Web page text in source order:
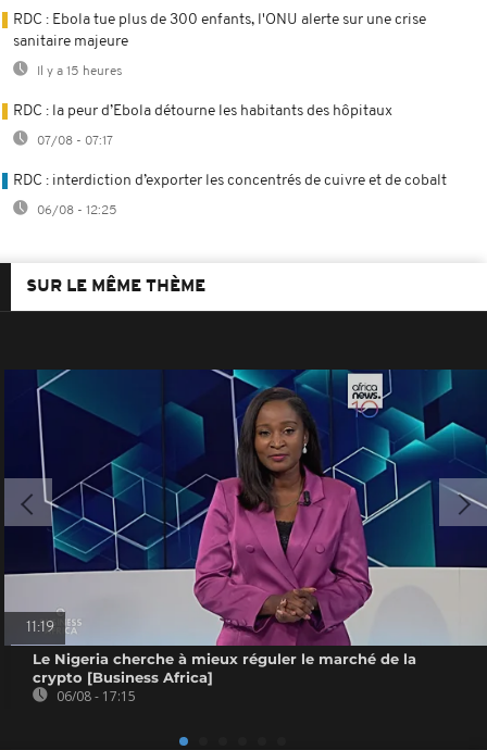
RDC : Ebola tue plus de 300 enfants, l'ONU alerte sur une crise
sanitaire majeure
Il y a 15 heures
RDC : la peur d’Ebola détourne les habitants des hôpitaux
07/08 - 07:17
RDC : interdiction d’exporter les concentrés de cuivre et de cobalt
06/08 - 12:25
SUR LE MÊME THÈME
11:19
Le Nigeria cherche à mieux réguler le marché de la
crypto [Business Africa]
06/08 - 17:15